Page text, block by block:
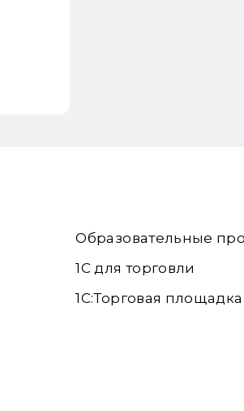
Образовательные
1С для торговли
1С:Торговая площадка